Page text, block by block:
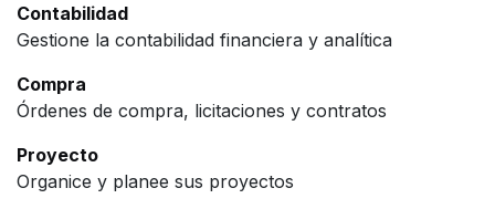
Contabilidad
Gestione la contabilidad financiera y analítica
Compra
Órdenes de compra, licitaciones y contratos
Proyecto
Organice y planee sus proyectos